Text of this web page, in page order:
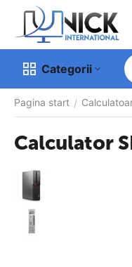
Categorii
Pagina start /
Calculator